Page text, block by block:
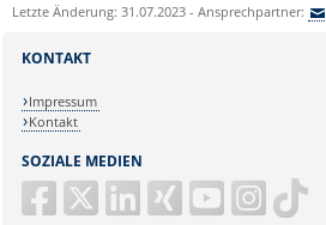
Letzte Änderung: 31.07.2023 - Ansprechpartner:
SOZIALE MEDIEN
KONTAKT
Impressum
Kontakt